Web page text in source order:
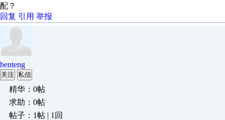
配？
回复 引用 举报
benteng
关注 私信
精华：0帖
求助：0帖
帖子：1帖 | 1回